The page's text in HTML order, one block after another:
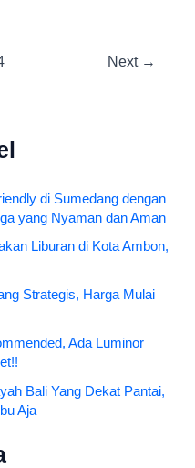
Next →
di Sumedang dengan
yang Nyaman dan Aman
Liburan di Kota Ambon,
Strategis, Harga Mulai
Ada Luminor
Bali Yang Dekat Pantai,
Aja